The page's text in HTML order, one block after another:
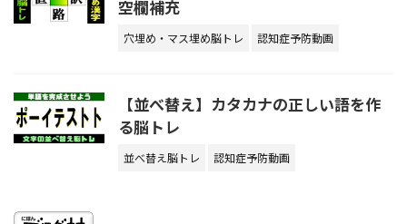
空欄補充
穴埋め・マス埋め脳トレ 認知症予防動画
【並べ替え】カタカナの正しい語を作
る脳トレ
並べ替え脳トレ 認知症予防動画